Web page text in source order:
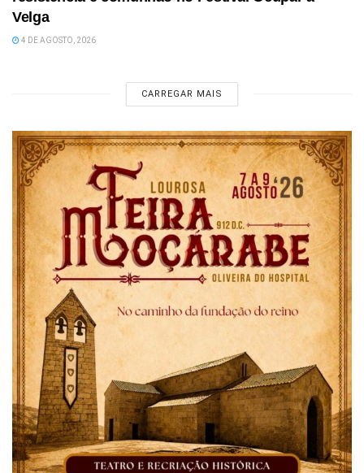
Velga
4 DE AGOSTO, 2026
CARREGAR MAIS